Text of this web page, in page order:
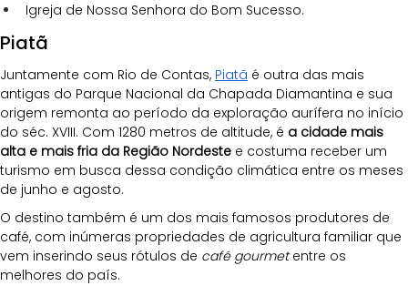
Igreja de Nossa Senhora do Bom Sucesso.
Piatã
Juntamente com Rio de Contas, Piatã é outra das mais
antigas do Parque Nacional da Chapada Diamantina e sua
origem remonta ao período da exploração aurífera no início
do séc. XVIII. Com 1280 metros de altitude, é a cidade mais
alta e mais fria da Região Nordeste e costuma receber um
turismo em busca dessa condição climática entre os meses
de junho e agosto.
O destino também é um dos mais famosos produtores de
café, com inúmeras propriedades de agricultura familiar que
vem inserindo seus rótulos de café gourmet entre os
melhores do país.